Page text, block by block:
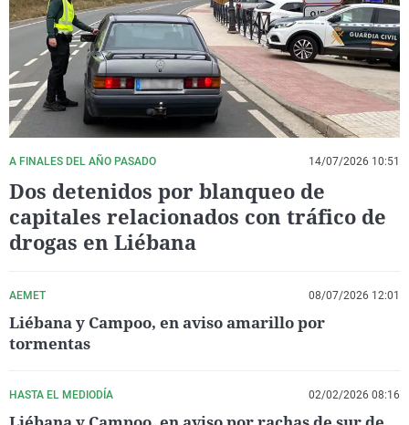
La rosa de los vientos
Gente viajera
Como el perro y el
Caso
Retornados
Equipo de
Operación Viuda
Extremadura
Galicia
La Rioja
Navarra
País Vasco
Virales
Televisión
Elecciones
A FINALES DEL AÑO PASADO 14/07/2026 10:51
Dos detenidos por blanqueo de
capitales relacionados con tráfico de
drogas en Liébana
AEMET 08/07/2026 12:01
Liébana y Campoo, en aviso amarillo por
tormentas
HASTA EL MEDIODÍA 02/02/2026 08:16